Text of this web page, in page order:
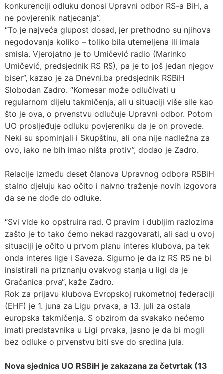
konkurenciji odluku donosi Upravni odbor RS-a BiH, a
ne povjerenik natjecanja”.
“To je najveća glupost dosad, jer prethodno su njihova
negodovanja koliko – toliko bila utemeljena ili imala
smisla. Vjerojatno je to Umičević radio (Marinko
Umičević, predsjednik RS RS), pa je to još jedan njegov
biser”, kazao je za Dnevni.ba predsjednik RSBiH
Slobodan Zadro. “Komesar može odlučivati u
regularnom dijelu takmičenja, ali u situaciji više sile kao
što je ova, o prvenstvu odlučuje Upravni odbor. Potom
UO prosljeđuje odluku povjereniku da je on provede.
Neki su spominjali i Skupštinu, ali ona nije nadležna za
ovo, iako ne bih imao ništa protiv”, dodao je Zadro.
Relacije između deset članova Upravnog odbora RSBiH
stalno djeluju kao očito i naivno traženje novih izgovora
da se ne dođe do odluke.
“Svi vide ko opstruira rad. O pravim i dubljim razlozima
zašto je to tako ćemo nekad razgovarati, ali sad u ovoj
situaciji je očito u prvom planu interes klubova, pa tek
onda interes lige i Saveza. Sigurno je da iz RS RS ne bi
insistirali na priznanju ovakvog stanja u ligi da je
Gračanica prva“, kaže Zadro.
Rok za prijavu klubova Evropskoj rukometnoj federaciji
(EHF) je 1. juna za Ligu prvaka, a 13. juli za ostala
europska takmičenja. S obzirom da svakako nećemo
imati predstavnika u Ligi prvaka, jasno je da bi mogli
bez odluke o prvenstvu biti sve do sredina jula.
Nova sjednica UO RSBiH je zakazana za četvrtak (13